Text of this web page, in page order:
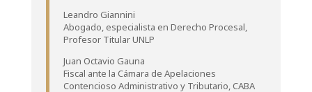
Leandro Giannini
Abogado, especialista en Derecho Procesal,
Profesor Titular UNLP
Juan Octavio Gauna
Fiscal ante la Cámara de Apelaciones
Contencioso Administrativo y Tributario, CABA